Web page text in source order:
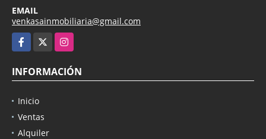
EMAIL
venkasainmobiliaria@gmail.com
Facebook
Instagram
INFORMACIÓN
Inicio
Ventas
Alquiler